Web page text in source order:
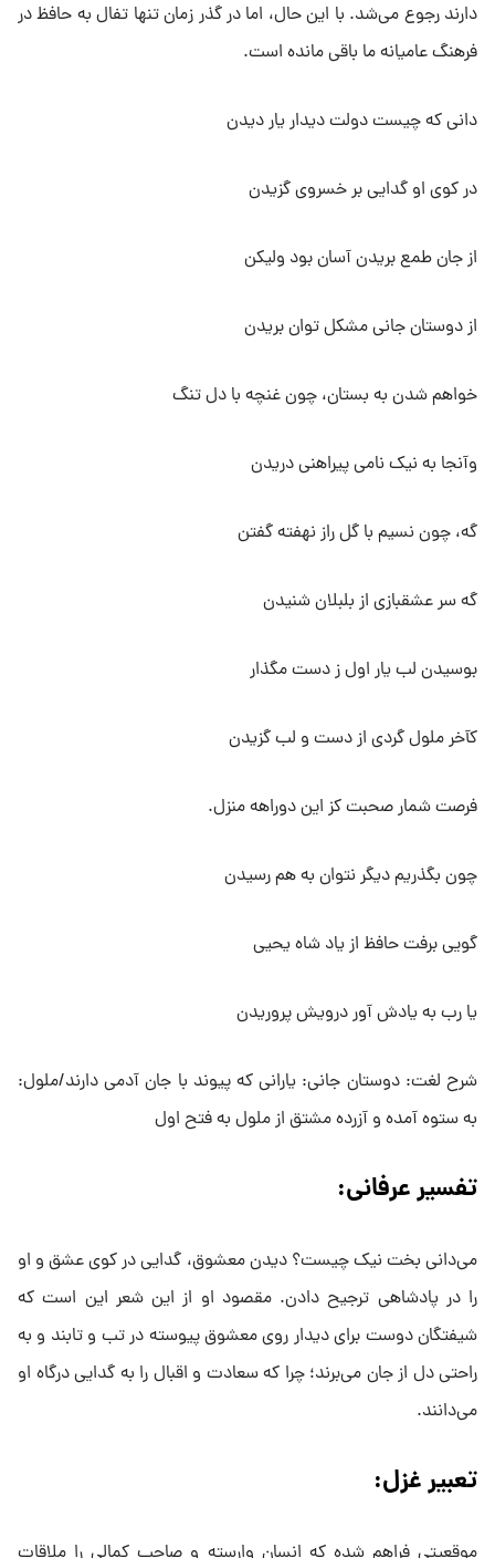
دارند رجوع می‌شد. با این حال، اما در گذر زمان تنها تفال به حافظ در
فرهنگ عامیانه ما باقی مانده است.
دانی که چیست دولت دیدار یار دیدن
در کوی او گدایی بر خسروی گزیدن
از جان طمع بریدن آسان بود ولیکن
از دوستان جانی مشکل توان بریدن
خواهم شدن به بستان، چون غنچه با دل تنگ
وآنجا به نیک نامی پیراهنی دریدن
گه، چون نسیم با گل راز نهفته گفتن
گه سر عشقبازی از بلبلان شنیدن
بوسیدن لب یار اول ز دست مگذار
کآخر ملول گردی از دست و لب گزیدن
فرصت شمار صحبت کز این دوراهه منزل.
چون بگذریم دیگر نتوان به هم رسیدن
گویی برفت حافظ از یاد شاه یحیی
یا رب به یادش آور درویش پروریدن
شرح لغت: دوستان جانی: یارانی که پیوند با جان آدمی دارند/ملول:
به ستوه آمده و آزرده مشتق از ملول به فتح اول
تفسیر عرفانی:
می‌دانی بخت نیک چیست؟ دیدن معشوق، گدایی در کوی عشق و او
را در پادشاهی ترجیح دادن. مقصود او از این شعر این است که
شیفتگان دوست برای دیدار روی معشوق پیوسته در تب و تابند و به
راحتی دل از جان می‌برند؛ چرا که سعادت و اقبال را به گدایی درگاه او
می‌دانند.
تعبیر غزل: